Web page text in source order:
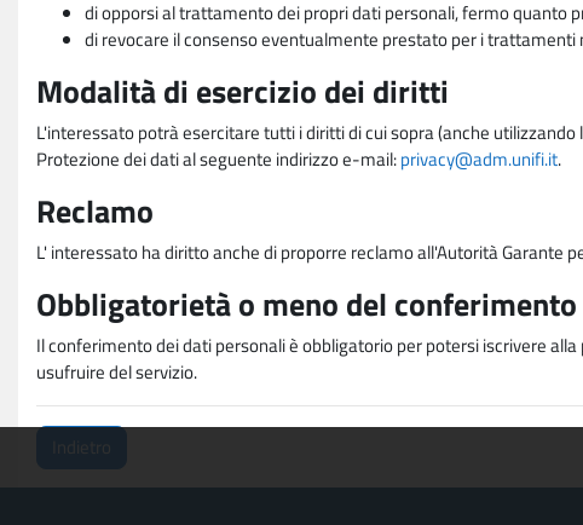
di opporsi al trattamento dei propri dati personali, fermo quanto
di revocare il consenso eventualmente prestato per i
Modalità di esercizio dei diritti
L'interessato potrà esercitare tutti i diritti di cui sopra (anche
Protezione dei dati al seguente indirizzo e-mail:privacy@adm.unifi.it.
Reclamo
L' interessato ha diritto anche di proporre reclamo all'Autorità Garante
Obbligatorietà o meno del
Il conferimento dei dati personali è obbligatorio per potersi iscrivere
usufruire del servizio.
Indietro